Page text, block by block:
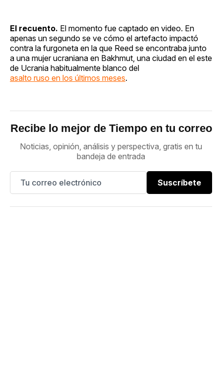
El recuento. El momento fue captado en video. En
apenas un segundo se ve cómo el artefacto impactó
contra la furgoneta en la que Reed se encontraba junto
a una mujer ucraniana en Bakhmut, una ciudad en el este
de Ucrania habitualmente blanco del
asalto ruso en los últimos meses.
Recibe lo mejor de Tiempo en tu correo
Noticias, opinión, análisis y perspectiva, gratis en tu
bandeja de entrada
Suscríbete